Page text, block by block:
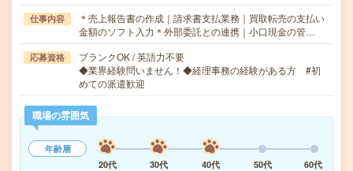
仕事内容
＊売上報告書の作成｜請求書支払業務｜買取転売の支払い
金額のソフト入力＊外部委託との連携｜小口現金の管…
応募資格
ブランクOK / 英語力不要
◆業界経験問いません！◆経理事務の経験がある方 #初
めての派遣歓迎
職場の雰囲気
年齢層
20代
30代 40代 50代
60代